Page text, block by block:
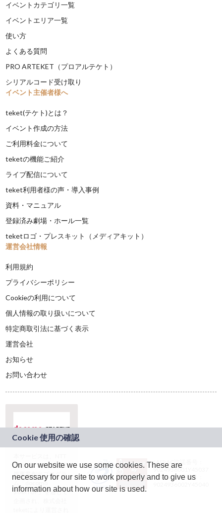
イベントカテゴリ一覧
イベントエリア一覧
使い方
よくある質問
PRO ARTEKET（プロアルテケト）
シリアルコード受け取り
イベント主催者様へ
teket(テケト)とは？
イベント作成の方法
ご利用料金について
teketの機能ご紹介
ライブ配信について
teket利用者様の声・導入事例
資料・マニュアル
登録済み劇場・ホール一覧
teketロゴ・プレスキット（メディアキット）
運営会社情報
利用規約
プライバシーポリシー
Cookieの利用について
個人情報の取り扱いについて
特定商取引法に基づく表示
運営会社
お知らせ
お問い合わせ
ドコモグループの新
規事業創出プログラ
ム「docomo
STARTUP」を通じて
JASRAC許諾番号：
9024936001Y45037
JASRAC許諾番号：
On our website we use some cookies. These are
necessary for our site to work properly and to give us
information about how our site is used.